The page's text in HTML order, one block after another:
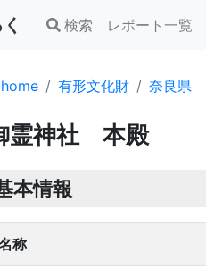
検索 レポート一覧
home 有形文化財 奈良県
霊神社 本殿
本情報
称